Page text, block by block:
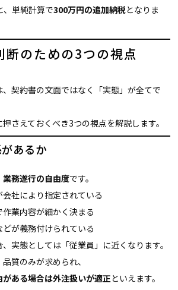
、単純計算で300万円の追加納税となりま
断のための3つの視点
契約書の文面ではなく「実態」が全てで
さえておくべき3つの視点を解説します。
あるか
業務遂行の自由度です。
社により指定されている
業内容が細かく決まる
が義務付けられている
実態としては「従業員」に近くなります。
質のみが求められ、
ある場合は外注扱いが適正といえます。